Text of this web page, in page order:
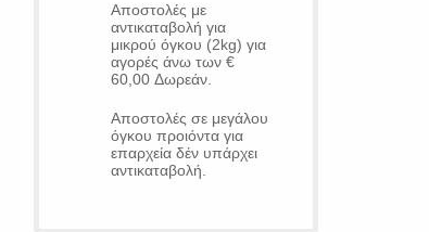
Αποστολές με
αντικαταβολή για
μικρού όγκου (2kg) για
αγορές άνω των €
60,00 Δωρεάν.
Αποστολές σε μεγάλου
όγκου προιόντα για
επαρχεία δέν υπάρχει
αντικαταβολή.